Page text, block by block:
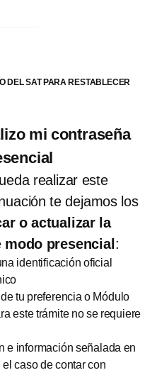
DEL SAT PARA RESTABLECER
mi contraseña
realizar este
te dejamos los
o actualizar la
modo presencial :
identificación oficial
tu preferencia o Módulo
este trámite no se requiere
e información señalada en
caso de contar con